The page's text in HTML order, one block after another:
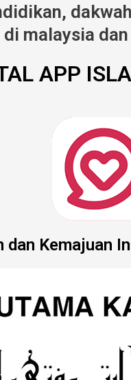
malaysia
APP
Kemajuan